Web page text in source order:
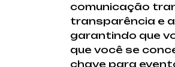
comunicação
transparência e
garantindo que
que você se
chave para